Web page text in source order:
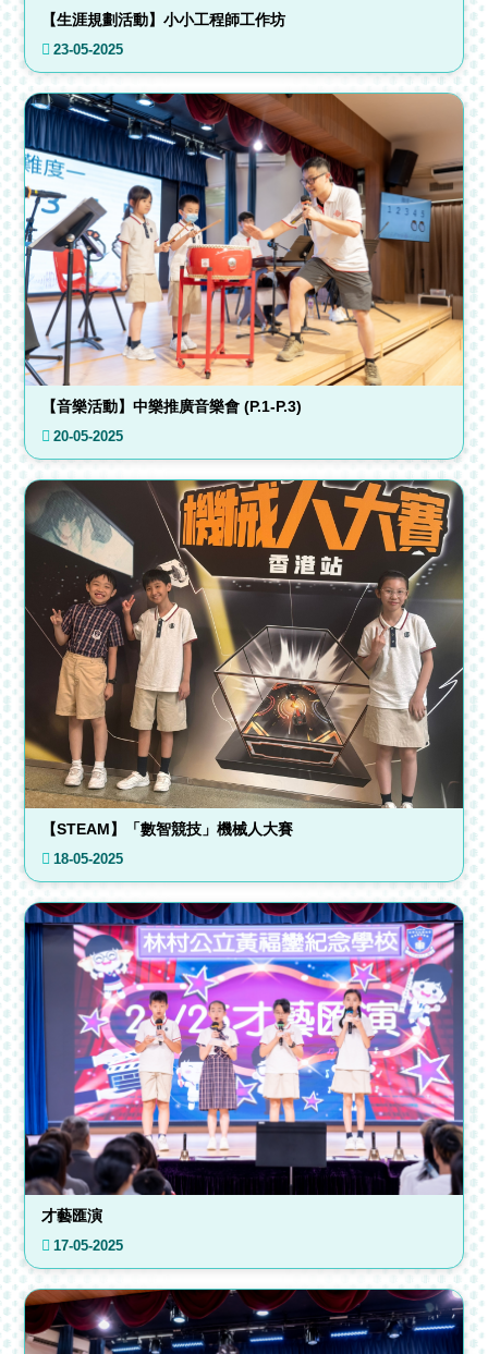
【生涯規劃活動】小小工程師工作坊
23-05-2025
【音樂活動】中樂推廣音樂會 (P.1-P.3)
20-05-2025
【STEAM】「數智競技」機械人大賽
18-05-2025
才藝匯演
17-05-2025